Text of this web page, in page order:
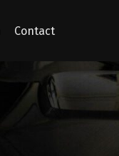
Contact